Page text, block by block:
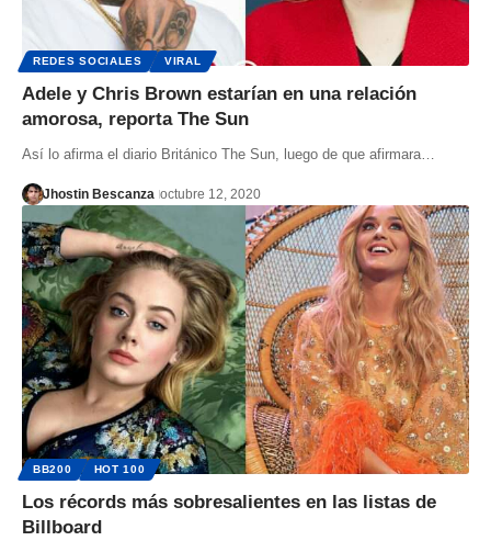
REDES SOCIALES VIRAL
Adele y Chris Brown estarían en una relación
amorosa, reporta The Sun
Así lo afirma el diario Británico The Sun, luego de que afirmara…
Jhostin Bescanza octubre 12, 2020
BB200 HOT 100
Los récords más sobresalientes en las listas de
Billboard